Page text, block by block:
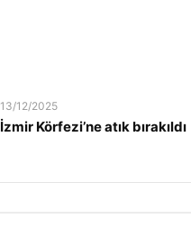
13/12/2025
İzmir Körfezi’ne atık bırakıldı